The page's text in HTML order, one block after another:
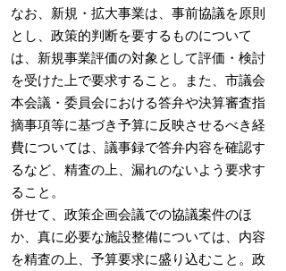
なお、新規・拡大事業は、事前協議を原則
とし、政策的判断を要するものについて
は、新規事業評価の対象として評価・検討
を受けた上で要求すること。また、市議会
本会議・委員会における答弁や決算審査指
摘事項等に基づき予算に反映させるべき経
費については、議事録で答弁内容を確認す
るなど、精査の上、漏れのないよう要求す
ること。
併せて、政策企画会議での協議案件のほ
か、真に必要な施設整備については、内容
を精査の上、予算要求に盛り込むこと。政